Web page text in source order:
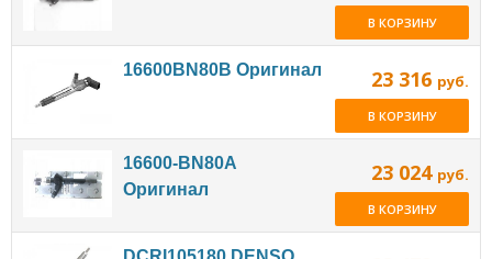
В КОРЗИНУ
16600BN80B Оригинал 23 316 руб.
В КОРЗИНУ
16600-BN80A
Оригинал
23 024 руб.
В КОРЗИНУ